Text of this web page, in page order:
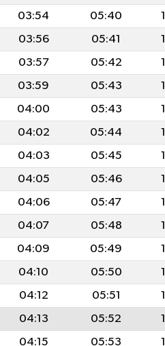
03:54 05:40
03:56 05:41
03:57 05:42
03:59 05:43
04:00 05:43
04:02 05:44
04:03 05:45
04:05 05:46
04:06 05:47
04:07 05:48
04:09 05:49
04:10 05:50
04:12 05:51
04:13 05:52
04:15 05:53